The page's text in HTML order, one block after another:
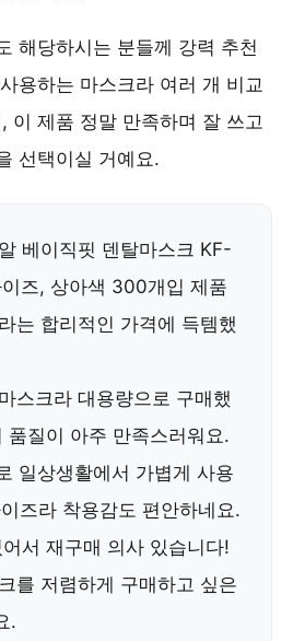
해당하시는 분들께 강력 추천
용하는 마스크라 여러 개 비교
이 제품 정말 만족하며 잘 쓰고
선택이실 거예요.
베이직핏 덴탈마스크 KF-
즈, 상아색 300개입 제품
는 합리적인 가격에 득템했
스크라 대용량으로 구매했
품질이 아주 만족스러워요.
일상생활에서 가볍게 사용
즈라 착용감도 편안하네요.
서 재구매 의사 있습니다!
를 저렴하게 구매하고 싶은
.